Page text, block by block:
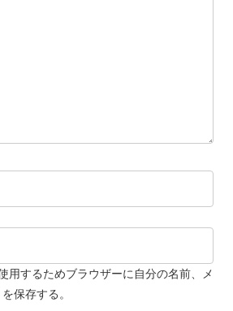
用するためブラウザーに自分の名前、メ
保存する。